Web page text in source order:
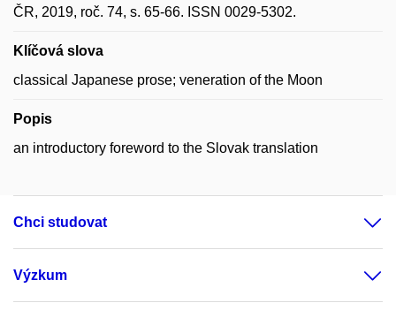
ČR, 2019, roč. 74, s. 65-66. ISSN 0029-5302.
Klíčová slova
classical Japanese prose; veneration of the Moon
Popis
an introductory foreword to the Slovak translation
Chci studovat
Výzkum